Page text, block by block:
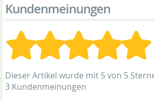
Kundenmeinungen
Dieser Artikel wurde mit 5 von 5
3 Kundenmeinungen